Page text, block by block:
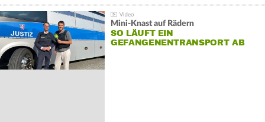
Mini-Knast auf Rädern
SO LÄUFT EIN
GEFANGENENTRANSPORT AB